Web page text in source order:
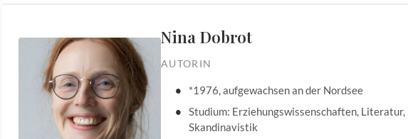
Nina Dobrot
AUTORIN
*1976, aufgewachsen an der Nordsee
Studium: Erziehungswissenschaften, Literatur,
Skandinavistik